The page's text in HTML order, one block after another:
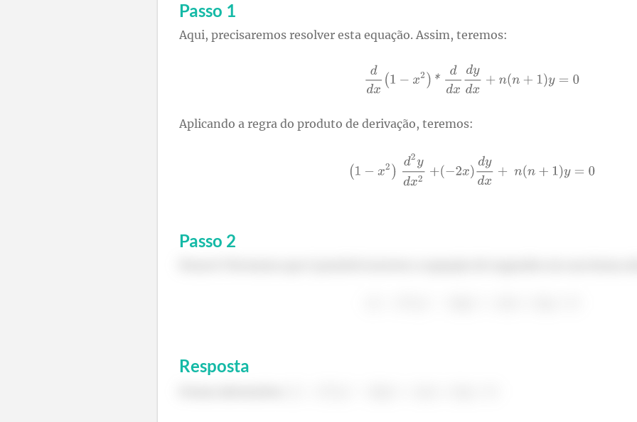
Passo 1
Aqui, precisaremos resolver esta equação. Assim, teremos:
Aplicando a regra do produto de derivação, teremos:
Passo 2
Resposta